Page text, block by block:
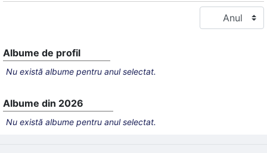
Albume de profil
Nu există albume pentru anul selectat.
Albume din 2026
Nu există albume pentru anul selectat.